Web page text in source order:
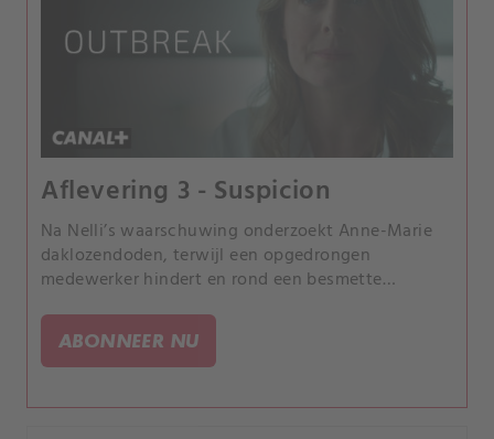
Aflevering 3 - Suspicion
Na Nelli’s waarschuwing onderzoekt Anne-Marie
daklozendoden, terwijl een opgedrongen
medewerker hindert en rond een besmette
ABONNEER NU